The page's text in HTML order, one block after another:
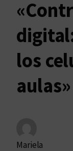
los
aulas»
Mariela